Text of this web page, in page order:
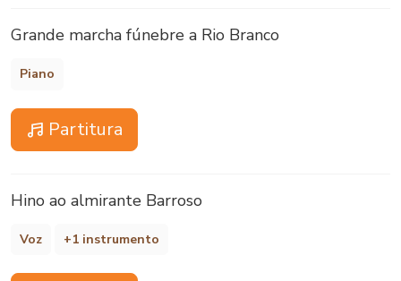
Grande marcha fúnebre a Rio Branco
Piano
Partitura
Hino ao almirante Barroso
Voz +1 instrumento